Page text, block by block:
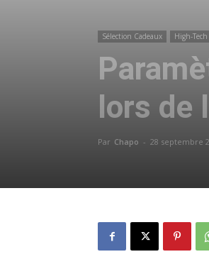
Sélection Cadeaux High-Tech
lors de
Par Chapo - 28 septembre